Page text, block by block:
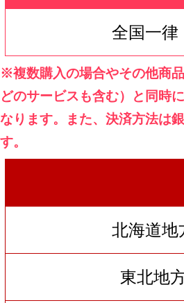
全国一律
※複数購入の場合やその他商
どのサービスも含む）と同時
なります。また、決済方法は
す。
北海道地
東北地